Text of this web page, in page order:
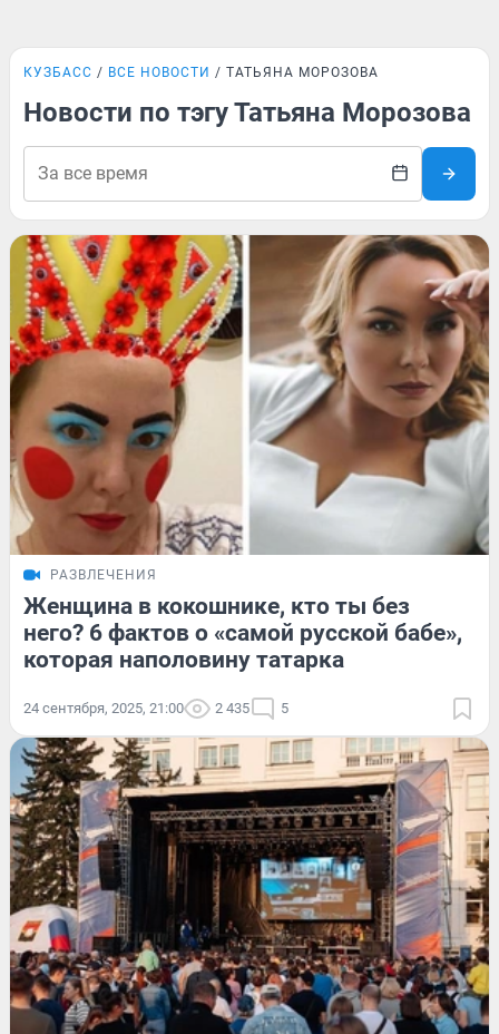
КУЗБАСС ВСЕ НОВОСТИ ТАТЬЯНА МОРОЗОВА
Новости по тэгу Татьяна Морозова
РАЗВЛЕЧЕНИЯ
Женщина в кокошнике, кто ты без
него? 6 фактов о «самой русской бабе»,
которая наполовину татарка
24 сентября, 2025, 21:00 2 435 5